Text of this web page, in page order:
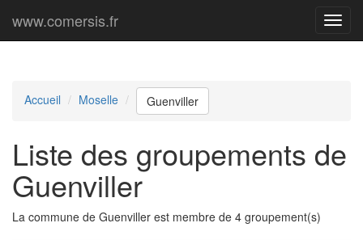
Menu
www.comersis.fr
Accueil Moselle Guenviller
Liste des groupements de
Guenviller
La commune de Guenviller est membre de 4 groupement(s)